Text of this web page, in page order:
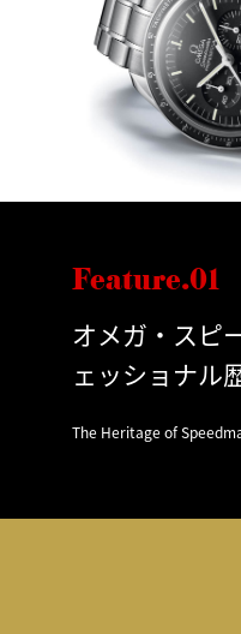
Feature.01
オメガ・スピ
ェッショナル
The Heritage of